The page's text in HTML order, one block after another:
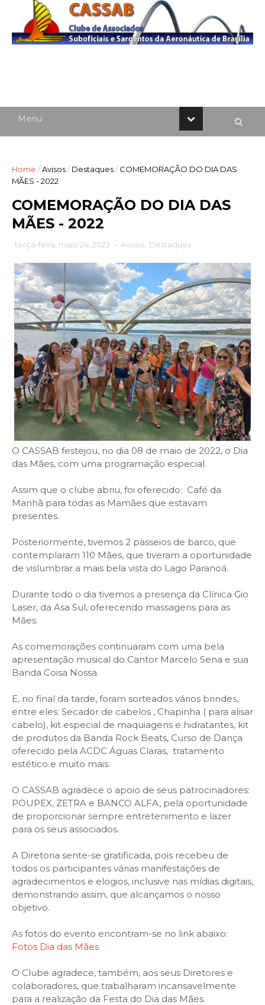
Home /Avisos/ Destaques/ COMEMORAÇÃO DO DIA DAS
MÃES - 2022
COMEMORAÇÃO DO DIA DAS
MÃES - 2022
terça-feira, maio 24, 2022 - Avisos Destaques
O CASSAB festejou, no dia 08 de maio de 2022, o Dia
das Mães, com uma programação especial.
Assim que o clube abriu, foi oferecido: Café da
Manhã para todas as Mamães que estavam
presentes.
Posteriormente, tivemos 2 passeios de barco, que
contemplaram 110 Mães, que tiveram a oportunidade
de vislumbrar a mais bela vista do Lago Paranoá.
Durante todo o dia tivemos a presença da Clínica Gio
Laser, da Asa Sul, oferecendo massagens para as
Mães.
As comemorações continuaram com uma bela
apresentação musical do Cantor Marcelo Sena e sua
Banda Coisa Nossa.
E, no final da tarde, foram sorteados vários brindes,
entre eles: Secador de cabelos , Chapinha ( para alisar
cabelo), kit especial de maquiagens e hidratantes, kit
de produtos da Banda Rock Beats, Curso de Dança
oferecido pela ACDC Águas Claras, tratamento
estético e muito mais.
O CASSAB agradece o apoio de seus patrocinadores:
POUPEX, ZETRA e BANCO ALFA, pela oportunidade
de proporcionar sempre entretenimento e lazer
para os seus associados.
A Diretoria sente-se gratificada, pois recebeu de
todos os participantes várias manifestações de
agradecimentos e elogios, inclusive nas mídias digitais,
demonstrando assim, que alcançamos o nosso
objetivo.
As fotos do evento encontram-se no link abaixo:
Fotos Dia das Mães
O Clube agradece, também, aos seus Diretores e
colaboradores, que trabalharam incansavelmente
para a realização da Festa do Dia das Mães.